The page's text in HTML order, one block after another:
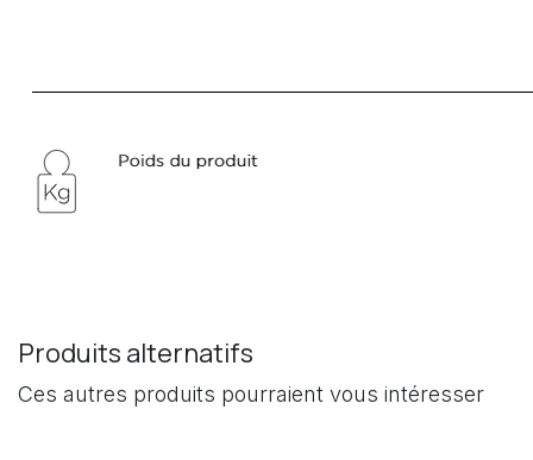
Produits alternatifs
Ces autres produits pourraient vous intéresser